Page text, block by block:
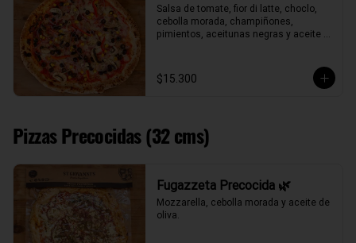
Salsa de tomate, fior di latte, choclo,
cebolla morada, champiñones,
pimientos, aceitunas negras y aceite
$15.300
Pizzas Precocidas (32 cms)
Fugazzeta Precocida 🌿
Mozzarella, cebolla morada y aceite de
oliva.